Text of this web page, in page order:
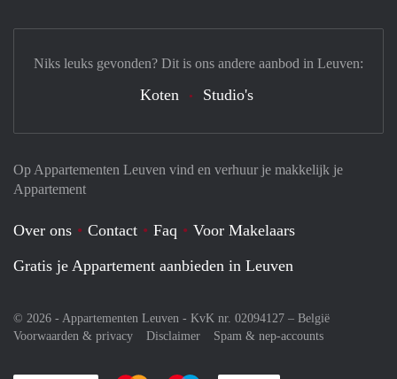
Op Appartementen Leuven vind en verhuur je makkelijk je
Appartement
Over ons Contact Faq
Voor Makelaars
Gratis je Appartement aanbieden in Leuven
© 2026 - Appartementen Leuven - KvK nr. 02094127 – België
Voorwaarden & privacy
Disclaimer Spam & nep-accounts
Niks leuks gevonden? Dit is ons andere aanbod in Leuven:
Koten Studio's